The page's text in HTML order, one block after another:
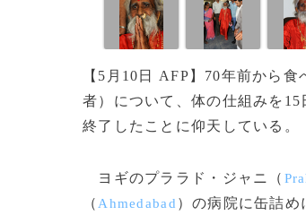
【5月10日 AFP】70年前から
者）について、体の仕組みを
終了したことに仰天している。
ヨギのプララド・ジャニ（
（ Ahmedabad ）の病院に缶詰め